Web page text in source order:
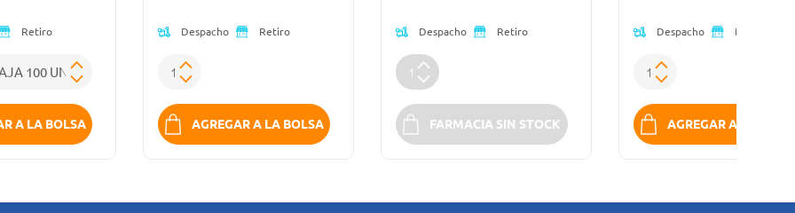
Retiro
A LA BOLSA
Despacho Retiro
AGREGAR A LA BOLSA
Despacho Retiro
FARMACIA SIN STOCK
Despacho Retiro
AGREGAR A LA